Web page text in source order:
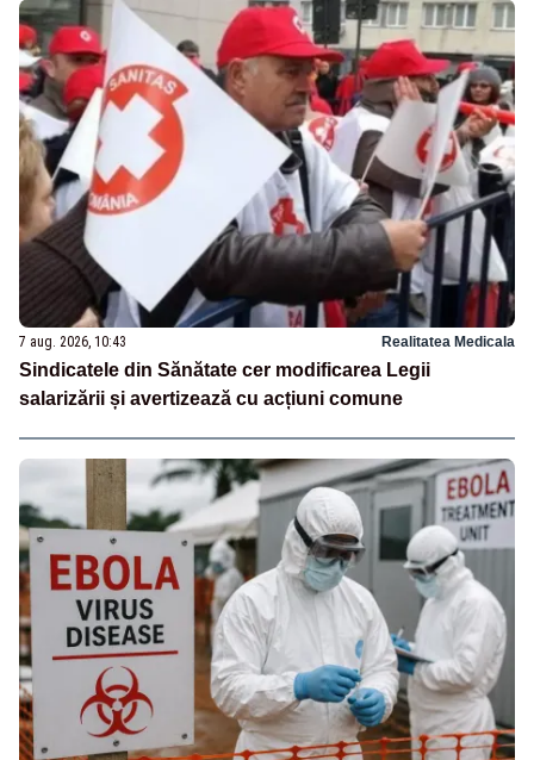
7 aug. 2026, 10:43 Realitatea Medicala
Sindicatele din Sănătate cer modificarea Legii
salarizării și avertizează cu acțiuni comune